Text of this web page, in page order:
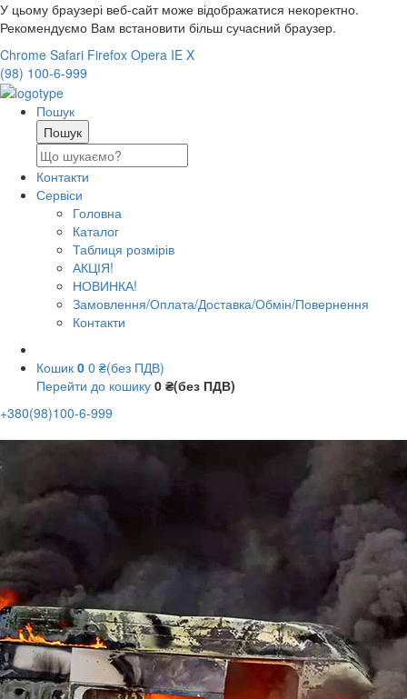
У цьому браузері веб-сайт може відображатися некоректно.
Рекомендуємо Вам встановити більш сучасний браузер.
Chrome Safari Firefox Opera IE X
(98) 100-6-999
Пошук
Контакти
Сервіси
Головна
Каталог
Таблиця розмірів
АКЦІЯ!
НОВИНКА!
Замовлення/Оплата/Доставка/Обмін/Повернення
Контакти
Кошик 0 0 ₴(без ПДВ)
Перейти до кошику 0 ₴(без ПДВ)
+380(98)100-6-999